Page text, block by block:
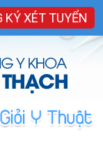
KÝ XÉT TUYỂN